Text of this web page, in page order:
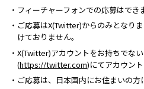
・フィーチャーフォンでの応募はでき
・ご応募はX(Twitter)からのみとなり
けておりません。
・X(Twitter)アカウントをお持ちでな
(https://twitter.com)にてアカウン
・ご応募は、日本国内にお住まいの方